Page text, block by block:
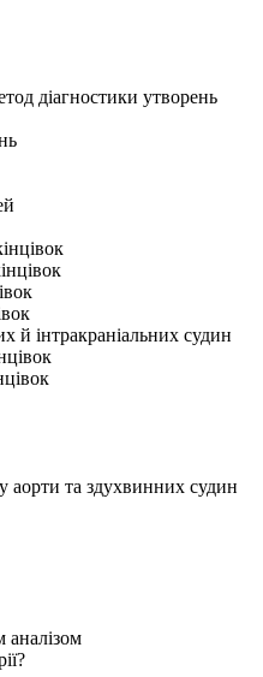
діагностики утворень
й інтракраніальних судин
аорти та здухвинних судин
аналізом